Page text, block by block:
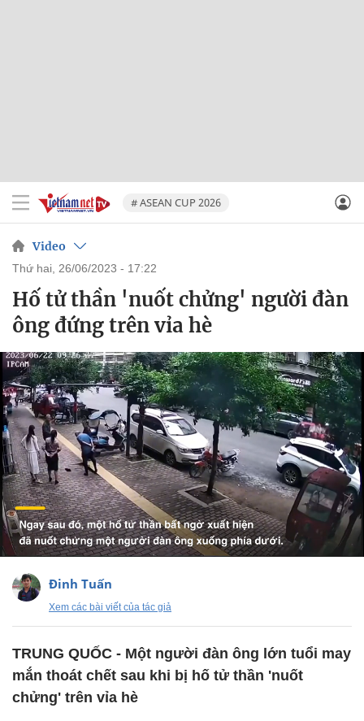
# ASEAN CUP 2026
Video
thứ hai, 26/06/2023 - 17:22
Hố tử thần 'nuốt chửng' người đàn
ông đứng trên vỉa hè
Đinh Tuấn
Xem các bài viết của tác giả
TRUNG QUỐC - Một người đàn ông lớn tuổi may
mắn thoát chết sau khi bị hố tử thần 'nuốt
chửng' trên vỉa hè